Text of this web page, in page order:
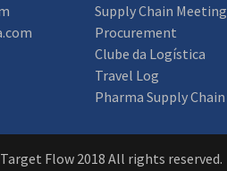
Supply Chain Meeting
Procurement
Clube da Logística
Travel Log
Pharma Supply Chain
Flow 2018 All rights reserved.